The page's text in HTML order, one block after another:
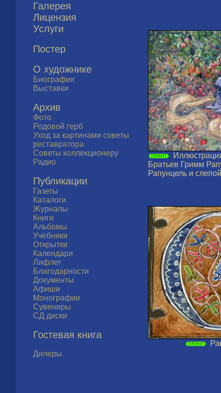
Галерея
Лицензия
Услуги
Постер
О художнике
Биография
Выставки
Архив
Фото
Родовой герб
Уход за картинами советы
реставратора
Советы коллекционеру
Радио
Публикации
Газеты
Каталоги
Журналы
Книги
Альбомы
Учебники
Открытки
Календари
Лифлет
Благодарности
Документы
Афиши
Монографии
Сувениры
СД диски
Гостевая книга
Дилеры
Братьев Гримм
Рапунцель и